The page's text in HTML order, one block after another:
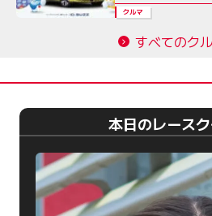
クルマ
すべてのク
本日のレース